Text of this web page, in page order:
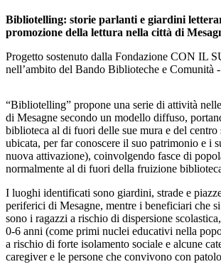
Bibliotelling: storie parlanti e giardini
promozione della lettura nella città di
Progetto sostenuto dalla Fondazione CON IL
nell’ambito del Bando Biblioteche e Comunità
“Bibliotelling” propone una serie di attività
di Mesagne secondo un modello diffuso,
biblioteca al di fuori delle sue mura e del centro
ubicata, per far conoscere il suo patrimonio e i
nuova attivazione), coinvolgendo fasce di
normalmente al di fuori della fruizione
I luoghi identificati sono giardini, strade e
periferici di Mesagne, mentre i beneficiari che
sono i ragazzi a rischio di dispersione
0-6 anni (come primi nuclei educativi nella
a rischio di forte isolamento sociale e alcune
caregiver e le persone che convivono con